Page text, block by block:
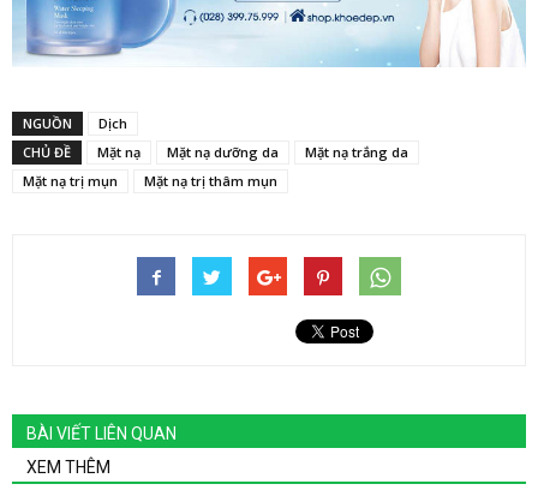
NGUỒN
Dịch
CHỦ ĐỀ
Mặt nạ Mặt nạ dưỡng da
Mặt nạ trắng da
Mặt nạ trị mụn
Mặt nạ trị thâm mụn
BÀI VIẾT LIÊN QUAN
XEM THÊM